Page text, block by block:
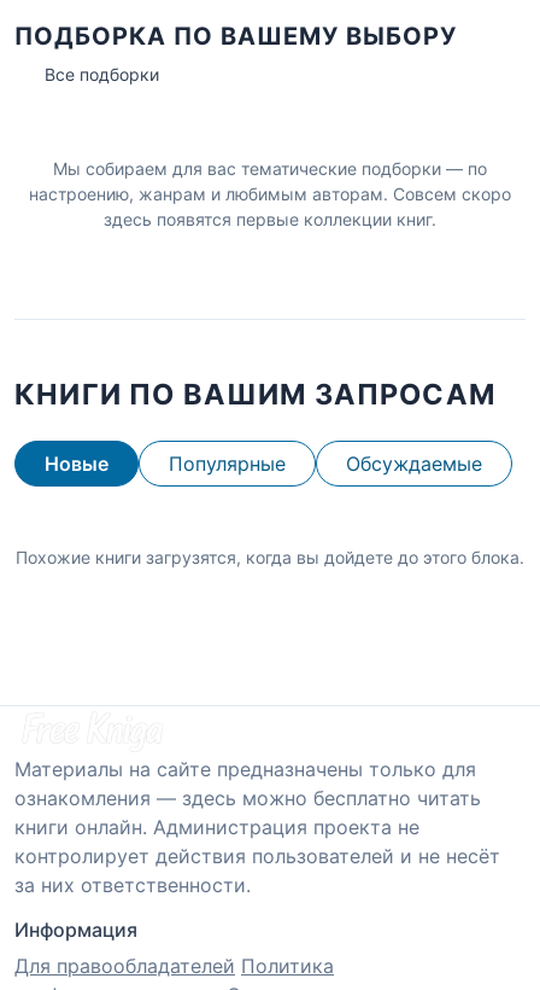
ПОДБОРКА ПО ВАШЕМУ ВЫБОРУ
Все подборки
Мы собираем для вас тематические подборки — по
настроению, жанрам и любимым авторам. Совсем скоро
здесь появятся первые коллекции книг.
КНИГИ ПО ВАШИМ ЗАПРОСАМ
Новые Популярные Обсуждаемые
Похожие книги загрузятся, когда вы дойдете до этого блока.
Материалы на сайте предназначены только для
ознакомления — здесь можно бесплатно читать
книги онлайн. Администрация проекта не
контролирует действия пользователей и не несёт
за них ответственности.
Информация
Для правообладателей Политика